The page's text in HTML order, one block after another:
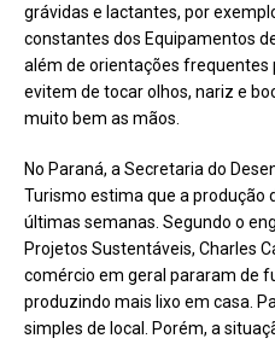
grávidas e lactantes, por
constantes dos Equipamentos
além de orientações frequentes
evitem de tocar olhos, nariz e
muito bem as mãos.
No Paraná, a Secretaria do
Turismo estima que a produção
últimas semanas. Segundo o
Projetos Sustentáveis, Charles
comércio em geral pararam de
produzindo mais lixo em casa.
simples de local. Porém, a